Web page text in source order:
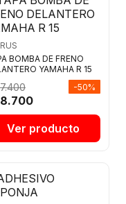
BOMBA DE FRENO
YAMAHA R 15
-50%
Ver producto